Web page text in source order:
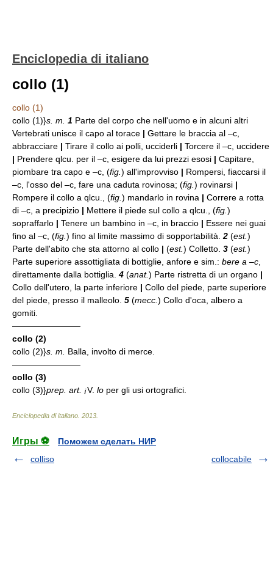
Enciclopedia di italiano
collo (1)
collo (1)
collo (1)}s. m. 1 Parte del corpo che nell'uomo e in alcuni altri
Vertebrati unisce il capo al torace | Gettare le braccia al –c,
abbracciare | Tirare il collo ai polli, ucciderli | Torcere il –c, uccidere
| Prendere qlcu. per il –c, esigere da lui prezzi esosi | Capitare,
piombare tra capo e –c, (fig. ) all'improvviso | Rompersi, fiaccarsi il
–c, l'osso del –c, fare una caduta rovinosa; (fig. ) rovinarsi |
Rompere il collo a qlcu., (fig. ) mandarlo in rovina | Correre a rotta
di –c, a precipizio | Mettere il piede sul collo a qlcu., (fig. )
sopraffarlo | Tenere un bambino in –c, in braccio | Essere nei guai
fino al –c, (fig. ) fino al limite massimo di sopportabilità. 2 (est.)
Parte dell'abito che sta attorno al collo | (est.) Colletto. 3 (est.)
Parte superiore assottigliata di bottiglie, anfore e sim.: bere a –c
direttamente dalla bottiglia. 4 (anat.) Parte ristretta di un organo |
Collo dell'utero, la parte inferiore | Collo del piede, parte superiore
del piede, presso il malleolo. 5 (mecc. ) Collo d'oca, albero a
gomiti.
————————
collo (2)
collo (2)}s. m. Balla, involto di merce.
————————
collo (3)
collo (3)}prep. art. ¡V. lo per gli usi ortografici.
Enciclopedia di italiano 2013
Игры ⚽
Поможем сделать НИР
colliso
collocabile